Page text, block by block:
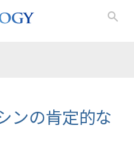
ンの肯定的な